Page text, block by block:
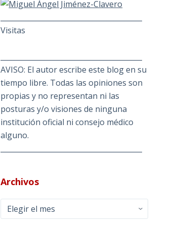
Visitas
AVISO: El autor escribe este blog en su
tiempo libre. Todas las opiniones son
propias y no representan ni las
posturas y/o visiones de ninguna
institución oficial ni consejo médico
alguno.
Archivos
Archivos